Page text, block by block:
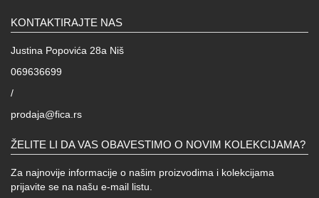
KONTAKTIRAJTE NAS
Justina Popovića 28a Niš
069636699
/
prodaja@fica.rs
ŽELITE LI DA VAS OBAVESTIMO O NOVIM KOLEKCIJAMA?
Za najnovije informacije o našim proizvodima i kolekcijama
prijavite se na našu e-mail listu.